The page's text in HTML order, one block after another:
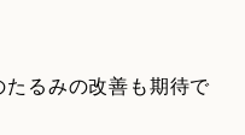
るみの改善も期待で